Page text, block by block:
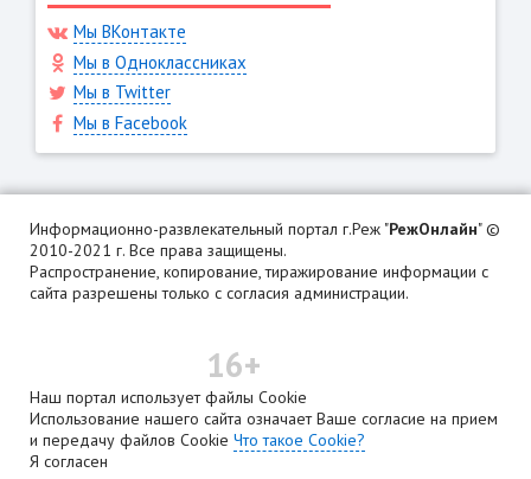
Мы ВКонтакте
Мы в Одноклассниках
Мы в Twitter
Мы в Facebook
Информационно-развлекательный портал г.Реж "РежОнлайн" ©
2010-2021 г. Все права защищены.
Распространение, копирование, тиражирование информации с
сайта разрешены только с согласия администрации.
16+
Наш портал использует файлы Cookie
Использование нашего сайта означает Ваше согласие на прием
и передачу файлов Cookie Что такое Cookie?
Я согласен